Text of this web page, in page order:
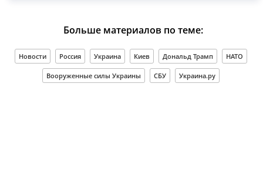
Больше материалов по теме:
Новости Россия Украина Киев Дональд Трамп НАТО
Вооруженные силы Украины СБУ Украина.ру